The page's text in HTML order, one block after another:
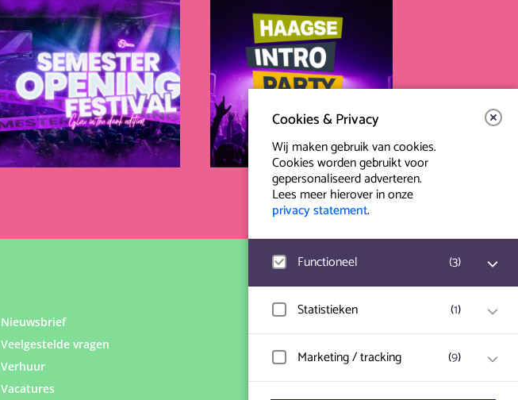
Nieuwsbrief
Veelgestelde vragen
Verhuur
Vacatures
Contact & Route
Prinsegracht 12
070 750 34 34
Cookies & Privacy
Wij maken gebruik van cookies.
Cookies worden gebruikt voor
gepersonaliseerd adverteren.
Lees meer hierover in onze
privacy statement.
Functioneel (3)
Google Analytics
gebruik wordt gemeten en
gebruikersgegevens worden anoniem
verzameld.
Statistieken (1)
Hotjar
opgeslagen voor optimalisatie van de
Marketing / tracking (9)